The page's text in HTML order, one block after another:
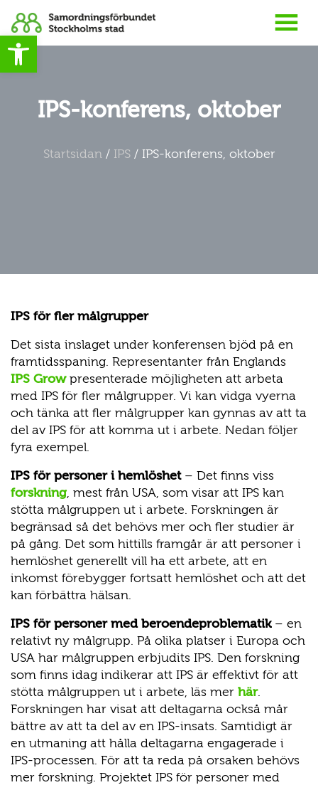
Open toolbar
IPS-konferens, oktober
Startsidan/ IPS/ IPS-konferens, oktober
IPS för fler målgrupper
Det sista inslaget under konferensen bjöd på en
framtidsspaning. Representanter från Englands
IPS Growpresenterade möjligheten att arbeta
med IPS för fler målgrupper. Vi kan vidga vyerna
och tänka att fler målgrupper kan gynnas av att ta
del av IPS för att komma ut i arbete. Nedan följer
fyra exempel.
IPS för personer i hemlöshet– Det finns viss
forskning, mest från USA, som visar att IPS kan
stötta målgruppen ut i arbete. Forskningen är
begränsad så det behövs mer och fler studier är
på gång. Det som hittills framgår är att personer i
hemlöshet generellt vill ha ett arbete, att en
inkomst förebygger fortsatt hemlöshet och att det
kan förbättra hälsan.
IPS för personer med beroendeproblematik– en
relativt ny målgrupp. På olika platser i Europa och
USA har målgruppen erbjudits IPS. Den forskning
som finns idag indikerar att IPS är effektivt för att
stötta målgruppen ut i arbete, läs mer här.
Forskningen har visat att deltagarna också mår
bättre av att ta del av en IPS-insats. Samtidigt är
en utmaning att hålla deltagarna engagerade i
IPS-processen. För att ta reda på orsaken behövs
mer forskning. Projektet IPS för personer med